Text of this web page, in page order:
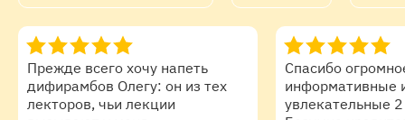
Прежде всего хочу напеть
дифирамбов Олегу: он из тех
лекторов, чьи лекции
Спасибо
информативные
увлекательные